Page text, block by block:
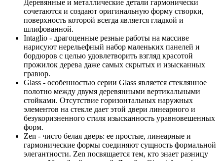
Деревянные и металлические детали гармонически
сочетаются и создают оригинальную форму створки,
поверхность которой всегда является гладкой и
шлифованной.
Intaglio - драгоценные резные работы на массиве
нарисуют нерельефный набор маленьких панелей и
бордюров с целью удовлетворить взгляд красотой
прожилок дерева даже самых скрытых и изысканных
гравюр.
Glass - особенностью серии Glass является стеклянное
полотно между двумя деревянными вертикальными
стойками. Отсутствие горизонтальных наружных
элементов на стекле дает этой двери линеарного и
безукоризненного стиля изысканность уравновешенных
форм.
Zen - чисто белая дверь: ее простые, линеарные и
гармонические формы соединяют сущность формальной
элегантности. Zen посвящается тем, кто знает разницу